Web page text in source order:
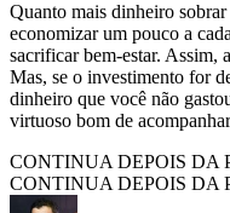
Quanto mais dinheiro
economizar um pouco a
sacrificar bem-estar. Assim,
Mas, se o investimento for
dinheiro que você não
virtuoso bom de
CONTINUA DEPOIS DA
CONTINUA DEPOIS DA